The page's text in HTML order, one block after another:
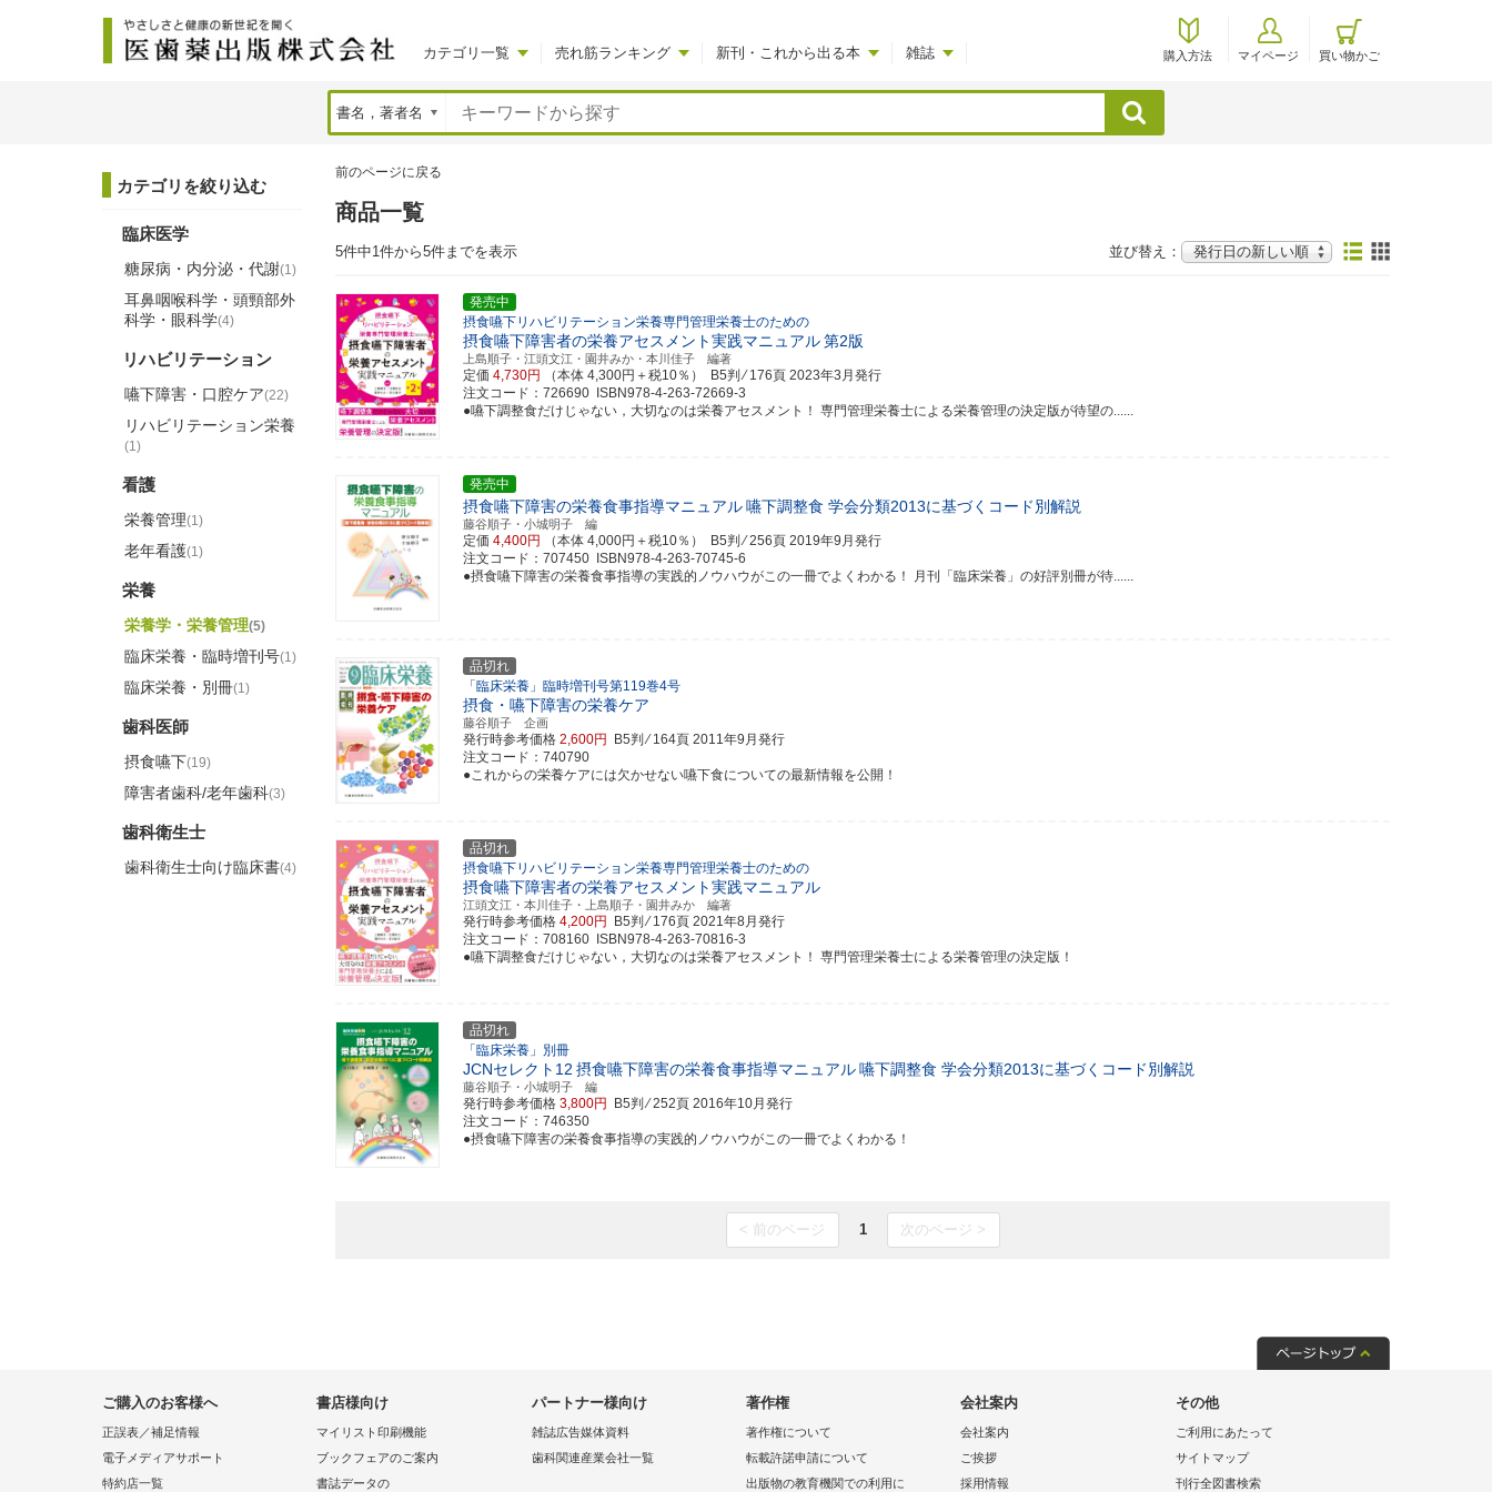
カテゴリ一覧 売れ筋ランキング 新刊・これから出る本 雑誌 購入方法 マイページ 買い物かご
検索
前のページに戻る
商品一覧
5件中1件から5件までを表示 並び替え：
発売中
摂食嚥下リハビリテーション栄養専門管理栄養士のための
摂食嚥下障害者の栄養アセスメント実践マニュアル第2版
上島順子・江頭文江・園井みか・本川佳子 編著
定価 4,730円 （本体 4,300円＋税10％） B5判 ⁄ 176頁 2023年3月発行
注文コード：726690 ISBN978-4-263-72669-3
●嚥下調整食だけじゃない，大切なのは栄養アセスメント！ 専門管理栄養士による栄養管理の決定版が待望の......
発売中
摂食嚥下障害の栄養食事指導マニュアル嚥下調整食 学会分類2013に基づくコード別解説
藤谷順子・小城明子 編
定価 4,400円 （本体 4,000円＋税10％） B5判 ⁄ 256頁 2019年9月発行
注文コード：707450 ISBN978-4-263-70745-6
●摂食嚥下障害の栄養食事指導の実践的ノウハウがこの一冊でよくわかる！ 月刊「臨床栄養」の好評別冊が待......
品切れ
「臨床栄養」臨時増刊号第119巻4号
摂食・嚥下障害の栄養ケア
藤谷順子 企画
発行時参考価格 2,600円 B5判 ⁄ 164頁 2011年9月発行
注文コード：740790
●これからの栄養ケアには欠かせない嚥下食についての最新情報を公開！
品切れ
摂食嚥下リハビリテーション栄養専門管理栄養士のための
摂食嚥下障害者の栄養アセスメント実践マニュアル
江頭文江・本川佳子・上島順子・園井みか 編著
発行時参考価格 4,200円 B5判 ⁄ 176頁 2021年8月発行
注文コード：708160 ISBN978-4-263-70816-3
●嚥下調整食だけじゃない，大切なのは栄養アセスメント！ 専門管理栄養士による栄養管理の決定版！
品切れ
「臨床栄養」別冊
JCNセレクト12 摂食嚥下障害の栄養食事指導マニュアル嚥下調整食 学会分類2013に基づくコード別解説
藤谷順子・小城明子 編
発行時参考価格 3,800円 B5判 ⁄ 252頁 2016年10月発行
注文コード：746350
●摂食嚥下障害の栄養食事指導の実践的ノウハウがこの一冊でよくわかる！
< 前のページ 1 次のページ >
カテゴリを絞り込む
臨床医学
糖尿病・内分泌・代謝(1)
耳鼻咽喉科学・頭頸部外
科学・眼科学(4)
リハビリテーション
嚥下障害・口腔ケア(22)
リハビリテーション栄養
(1)
看護
栄養管理(1)
老年看護(1)
栄養
栄養学・栄養管理(5)
臨床栄養・臨時増刊号(1)
臨床栄養・別冊(1)
歯科医師
摂食嚥下(19)
障害者歯科/老年歯科(3)
歯科衛生士
歯科衛生士向け臨床書(4)
ご購入のお客様へ
正誤表／補足情報
電子メディアサポート
特約店一覧
書店様向け
マイリスト印刷機能
ブックフェアのご案内
書誌データの
パートナー様向け
雑誌広告媒体資料
歯科関連産業会社一覧
著作権
著作権について
転載許諾申請について
出版物の教育機関での利用に
会社案内
会社案内
ご挨拶
採用情報
その他
ご利用にあたって
サイトマップ
刊行全図書検索